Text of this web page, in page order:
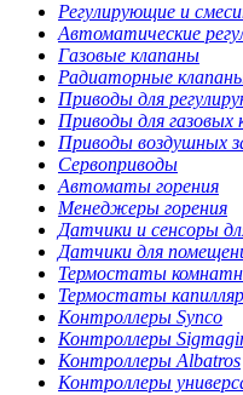
Регулирующие и
Автоматические
Газовые клапаны
Радиаторные
Приводы для
Приводы для газовых
Приводы воздушных
Сервоприводы
Автоматы горения
Менеджеры горения
Датчики и сенсоры
Датчики для
Термостаты
Термостаты
Контроллеры Synco
Контроллеры
Контроллеры Albatros
Контроллеры